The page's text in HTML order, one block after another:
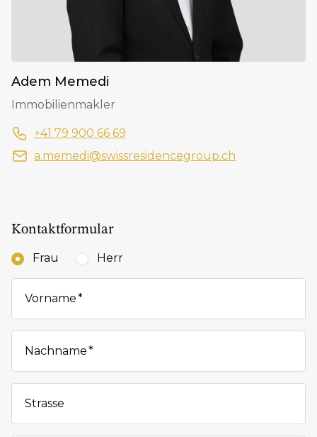
Adem Memedi
Immobilienmakler
+41 79 900 66 69
a.memedi@swissresidencegroup.ch
Kontaktformular
Frau Herr
Vorname
Nachname
Strasse